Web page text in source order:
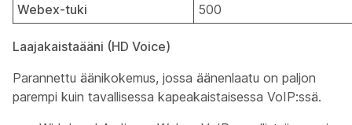
Webex-tuki
500
Laajakaistaääni (HD Voice)
Parannettu äänikokemus, jossa äänenlaatu on paljon
parempi kuin tavallisessa kapeakaistaisessa VoIP:ssä.